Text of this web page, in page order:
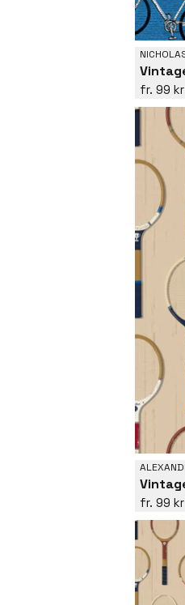
99 kr
99 kr